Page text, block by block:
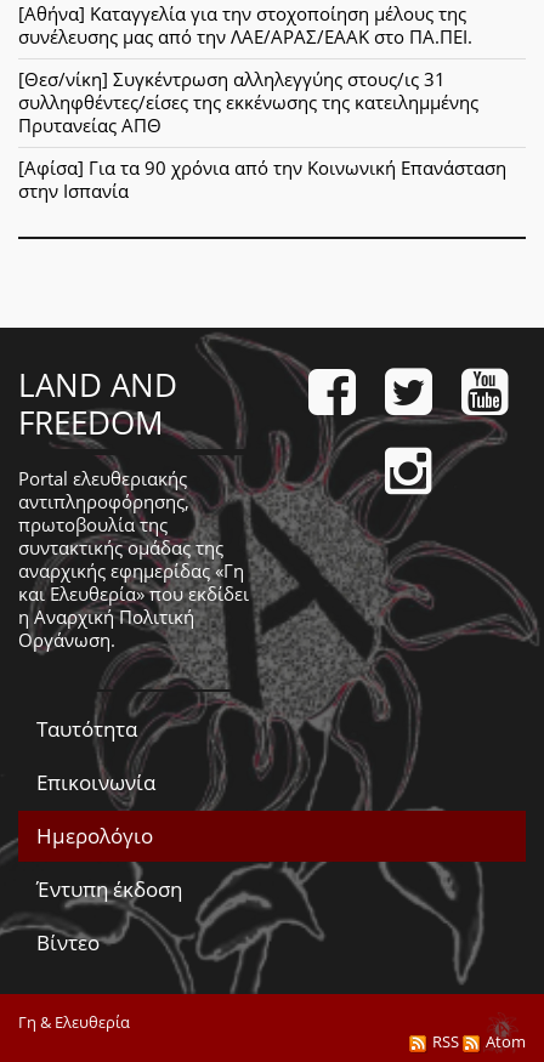
[Αθήνα] Καταγγελία για την στοχοποίηση μέλους της
συνέλευσης μας από την ΛΑΕ/ΑΡΑΣ/ΕΑΑΚ στο ΠΑ.ΠΕΙ.
[Θεσ/νίκη] Συγκέντρωση αλληλεγγύης στους/ις 31
συλληφθέντες/είσες της εκκένωσης της κατειλημμένης
Πρυτανείας ΑΠΘ
[Αφίσα] Για τα 90 χρόνια από την Κοινωνική Επανάσταση
στην Ισπανία
LAND AND
FREEDOM
Portal ελευθεριακής
αντιπληροφόρησης,
πρωτοβουλία της
συντακτικής ομάδας της
αναρχικής εφημερίδας «Γη
και Ελευθερία» που εκδίδει
ηΑναρχική Πολιτική
Οργάνωση.
Ταυτότητα
Επικοινωνία
Ημερολόγιο
Έντυπη έκδοση
Βίντεο
Γη & Ελευθερία
RSS
Atom